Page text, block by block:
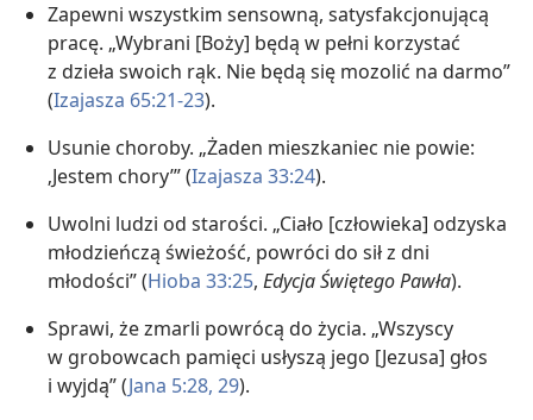
Zapewni wszystkim sensowną, satysfakcjonującą
pracę. „Wybrani [Boży] będą w pełni korzystać
z dzieła swoich rąk. Nie będą się mozolić na darmo”
(Izajasza 65:21-23).
Usunie choroby. „Żaden mieszkaniec nie powie:
‚Jestem chory’” (Izajasza 33:24).
Uwolni ludzi od starości. „Ciało [człowieka] odzyska
młodzieńczą świeżość, powróci do sił z dni
młodości” (Hioba 33:25, Edycja Świętego Pawła).
Sprawi, że zmarli powrócą do życia. „Wszyscy
w grobowcach pamięci usłyszą jego [Jezusa] głos
i wyjdą” (Jana 5:28, 29).